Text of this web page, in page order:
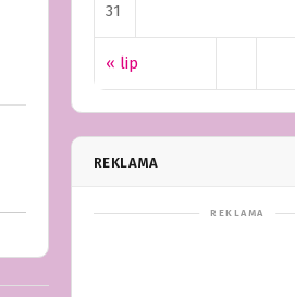
« lip
31
REKLAMA